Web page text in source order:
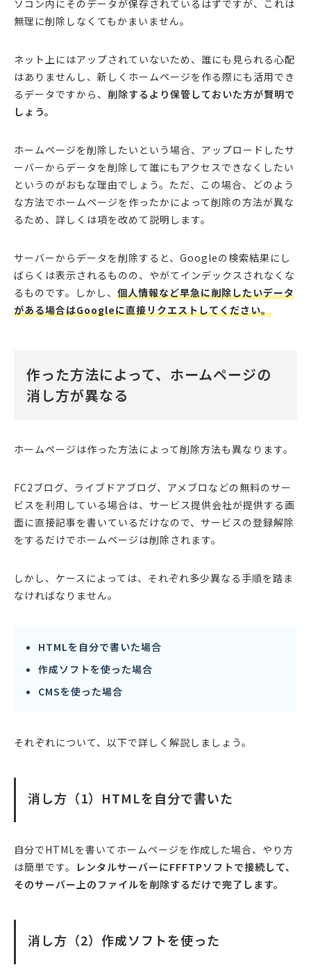
ソコン内にそのデータが保存されているはずですが、これは
無理に削除しなくてもかまいません。
ネット上にはアップされていないため、誰にも見られる心配
はありませんし、新しくホームページを作る際にも活用でき
るデータですから、 削除するより保管しておいた方が賢明で
しょう。
ホームページを削除したいという場合、アップロードしたサ
ーバーからデータを削除して誰にもアクセスできなくしたい
というのがおもな理由でしょう。ただ、この場合、どのよう
な方法でホームページを作ったかによって削除の方法が異な
るため、詳しくは項を改めて説明します。
サーバーからデータを削除すると、Googleの検索結果にし
ばらくは表示されるものの、やがてインデックスされなくな
るものです。しかし、 個人情報など早急に削除したいデータ
がある場合はGoogleに直接リクエストしてください。
作った方法によって、ホームページの
消し方が異なる
ホームページは作った方法によって削除方法も異なります。
FC2ブログ、ライブドアブログ、アメブロなどの無料のサー
ビスを利用している場合は、サービス提供会社が提供する画
面に直接記事を書いているだけなので、サービスの登録解除
をするだけでホームページは削除されます。
しかし、ケースによっては、それぞれ多少異なる手順を踏ま
なければなりません。
HTMLを自分で書いた場合
作成ソフトを使った場合
CMSを使った場合
それぞれについて、以下で詳しく解説しましょう。
消し方（1）HTMLを自分で書いた
自分でHTMLを書いてホームページを作成した場合、やり方
は簡単です。
レンタルサーバーにFFFTPソフトで接続して、
そのサーバー上のファイルを削除するだけで完了します。
消し方（2）作成ソフトを使った